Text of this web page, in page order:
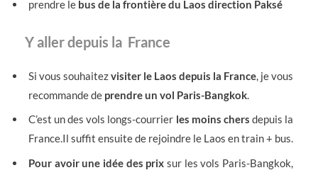
prendre le bus de la frontière du Laos direction Paksé
Y aller depuis la France
Si vous souhaitezvisiter le Laos depuis la France, je vous
recommande de prendre un vol Paris-Bangkok.
C’est un des vols longs-courrier les moins chers depuis la
France.Il suffit ensuite de rejoindre le Laos en train + bus.
Pour avoir une idée des prix sur les vols Paris-Bangkok,